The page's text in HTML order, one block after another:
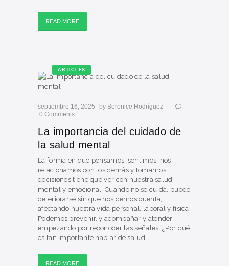
READ MORE
ARTICLES
septiembre 16, 2025 by Berenice Rodríguez
0 Comments
La importancia del cuidado de
la salud mental
La forma en que pensamos, sentimos, nos
relacionamos con los demás y tomamos
decisiones tiene que ver con nuestra salud
mental y emocional. Cuando no se cuida, puede
deteriorarse sin que nos demos cuenta,
afectando nuestra vida personal, laboral y física.
Podemos prevenir, y acompañar y atender,
empezando por reconocer las señales. ¿Por qué
es tan importante hablar de salud…
READ MORE